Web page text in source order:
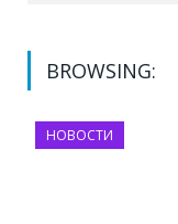
BROWSING:
НОВОСТИ